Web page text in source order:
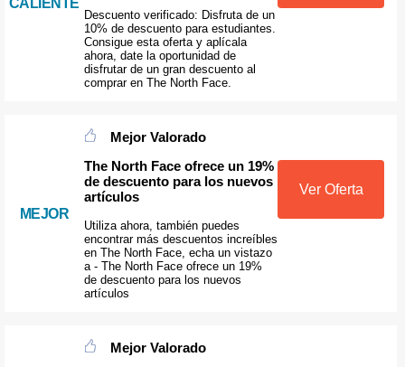
Descuento verificado: Disfruta de un
10% de descuento para estudiantes.
Consigue esta oferta y aplícala
ahora, date la oportunidad de
disfrutar de un gran descuento al
comprar en The North Face.
MEJOR
Mejor Valorado
The North Face ofrece un 19%
de descuento para los nuevos
artículos
Utiliza ahora, también puedes
encontrar más descuentos increíbles
en The North Face, echa un vistazo
a - The North Face ofrece un 19%
de descuento para los nuevos
artículos
Ver Oferta
Mejor Valorado